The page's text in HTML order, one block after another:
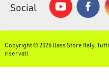
Social
Copyright © 2026 Bass Store Italy.
riservati